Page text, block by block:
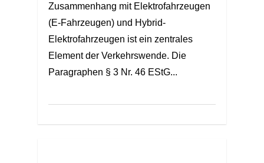
Zusammenhang mit Elektrofahrzeugen
(E-Fahrzeugen) und Hybrid-
Elektrofahrzeugen ist ein zentrales
Element der Verkehrswende. Die
Paragraphen § 3 Nr. 46 EStG...